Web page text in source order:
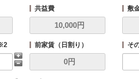
共益費 敷
前家賃（日割り） そ